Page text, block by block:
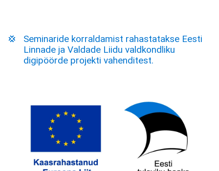
Seminaride korraldamist rahastatakse Eesti
Linnade ja Valdade Liidu valdkondliku
digipöörde projekti vahenditest.